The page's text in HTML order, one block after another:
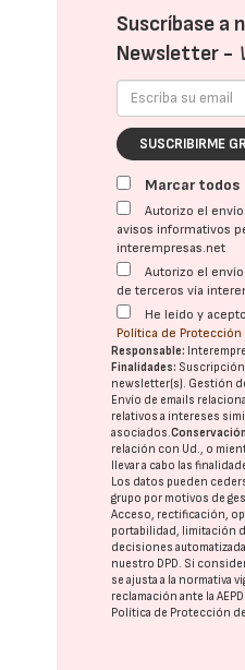
Suscríbase a
Newsletter -
SUSCRIBIRME
Marcar todos
Autorizo el
avisos informativos
interempresas.net
Autorizo el
de terceros vía
He leído y
Política de Protección
Responsable:
Finalidades: Suscripción
newsletter(s). Gestión
Envío de emails
relativos a intereses
asociados.
relación con Ud., o
llevar a cabo las
Los datos pueden
grupo por motivos de
Acceso, rectificación,
portabilidad, limitación
decisiones
nuestro DPD. Si
se ajusta a la normativa
reclamación ante laAEPD
Política de Protección